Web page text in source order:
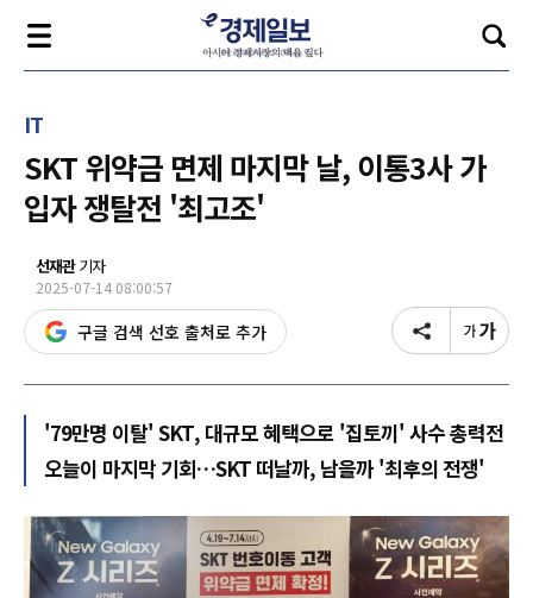
IT
SKT 위약금 면제 마지막 날, 이통3사 가
입자 쟁탈전 '최고조'
선재관기자
2025-07-14 08:00:57
구글 검색 선호 출처로 추가
'79만명 이탈' SKT, 대규모 혜택으로 '집토끼' 사수 총력전
오늘이 마지막 기회…SKT 떠날까, 남을까 '최후의 전쟁'